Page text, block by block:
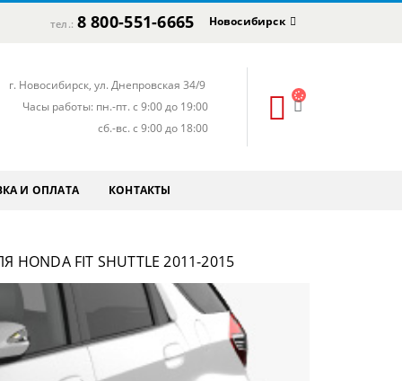
тел.: 8 800-551-6665 Новосибирск
г. Новосибирск, ул. Днепровская 34/9
Часы работы: пн.-пт. с 9:00 до 19:00
сб.-вс. с 9:00 до 18:00
И ОПЛАТА КОНТАКТЫ
FIT SHUTTLE 2011-2015